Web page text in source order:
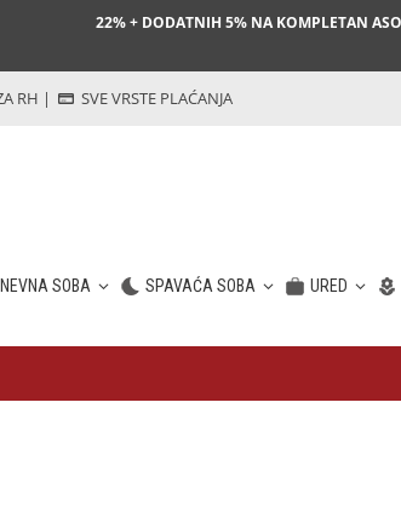
22% + DODATNIH 5% NA KOMPLETAN
RH | SVE VRSTE PLAĆANJA
SOBA SPAVAĆA SOBA URED